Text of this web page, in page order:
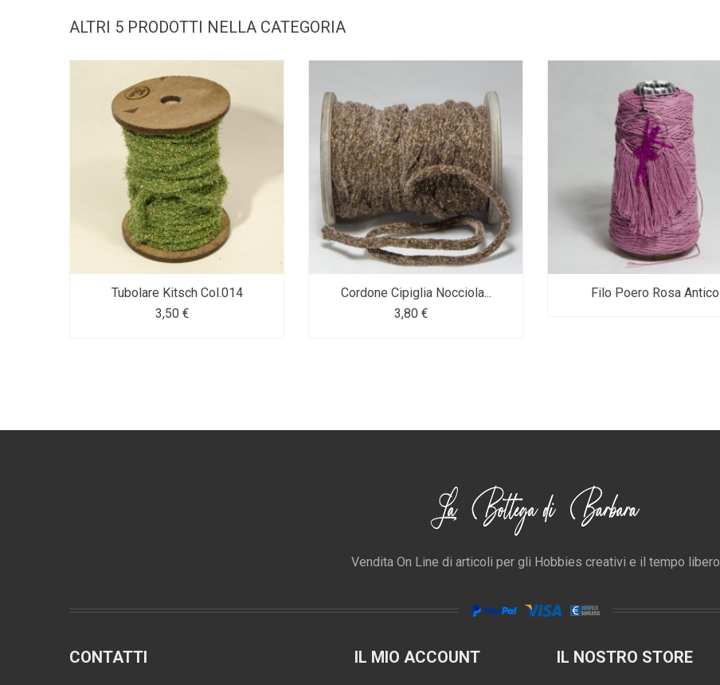
ALTRI 5 PRODOTTI NELLA CATEGORIA
Tubolare Kitsch Col.014
3,50 €
Cordone Cipiglia Nocciola...
3,80 €
Filo Poero Rosa Antico
Vendita On Line di articoli per gli Hobbies creativi e il tempo libero
CONTATTI IL MIO ACCOUNT IL NOSTRO STORE